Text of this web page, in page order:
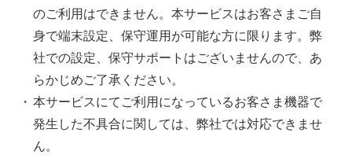
のご利用はできません。本サービスはお客さまご自
身で端末設定、保守運用が可能な方に限ります。弊
社での設定、保守サポートはございませんので、あ
らかじめご了承ください。
本サービスにてご利用になっているお客さま機器で
発生した不具合に関しては、弊社では対応できませ
ん。